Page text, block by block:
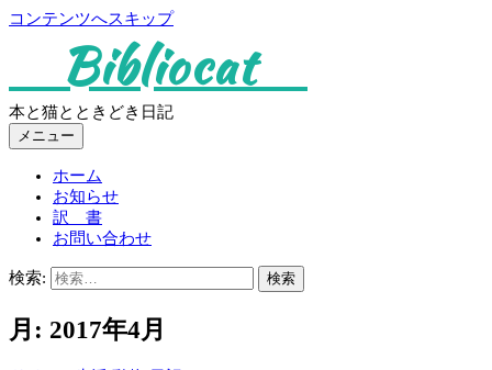
コンテンツへスキップ
Bibliocat
本と猫とときどき日記
メニュー
ホーム
お知らせ
訳 書
お問い合わせ
検索:
月: 2017年4月